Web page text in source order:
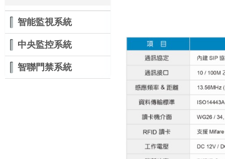
智能監視系統
中央監控系統
智聯門禁系統